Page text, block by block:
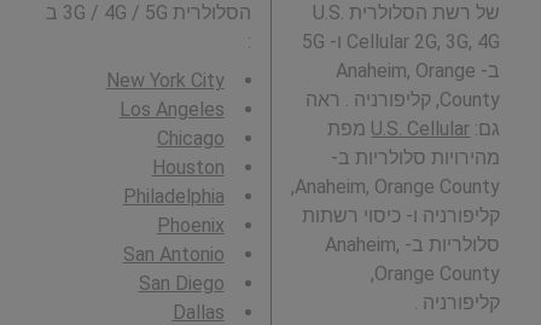
של רשת הסלולרית U.S.
Cellular 2G, 3G, 4G ו- 5G
ב- Anaheim, Orange
County, קליפורניה . ראה
גם: U.S. Cellular מפת
מהירויות סלולריות ב-
Anaheim, Orange County,
קליפורניה ו- כיסוי רשתות
סלולריות ב- Anaheim,
Orange County,
קליפורניה .
הסלולרית 3G / 4G / 5G ב
:
New York City
Los Angeles
Chicago
Houston
Philadelphia
Phoenix
San Antonio
San Diego
Dallas